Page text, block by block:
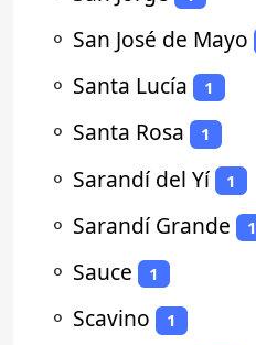
⚬ San José de Mayo
⚬ Santa Lucía 1
⚬ Santa Rosa 1
⚬ Sarandí del Yí 1
⚬ Sarandí Grande 1
⚬ Sauce 1
⚬ Scavino 1